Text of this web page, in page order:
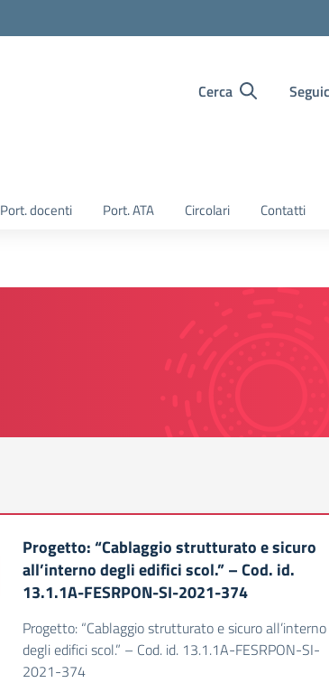
Cerca
Port. docenti Port. ATA Circolari Contatti
Progetto: “Cablaggio strutturato e sicuro
all’interno degli edifici scol.” – Cod. id.
13.1.1A-FESRPON-SI-2021-374
Progetto: “Cablaggio strutturato e sicuro all’interno
degli edifici scol.” – Cod. id. 13.1.1A-FESRPON-SI-
2021-374